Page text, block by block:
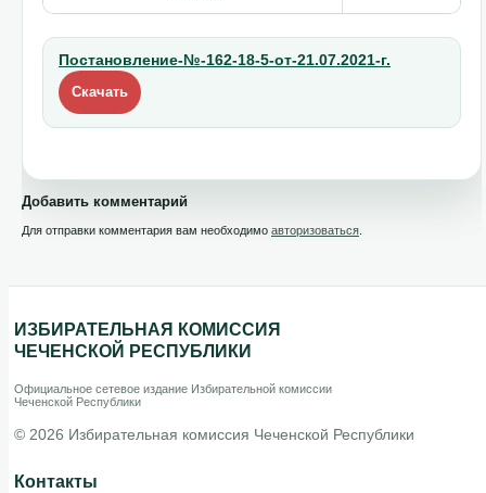
Постановление-№-162-18-5-от-21.07.2021-г.
Скачать
Добавить комментарий
Для отправки комментария вам необходимо авторизоваться
ИЗБИРАТЕЛЬНАЯ КОМИССИЯ
ЧЕЧЕНСКОЙ РЕСПУБЛИКИ
Официальное сетевое издание Избирательной комиссии
Чеченской Республики
© 2026 Избирательная комиссия Чеченской Республики
Контакты